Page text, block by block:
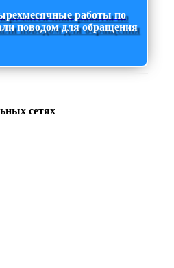
работы по
поводом для обращения
сетях